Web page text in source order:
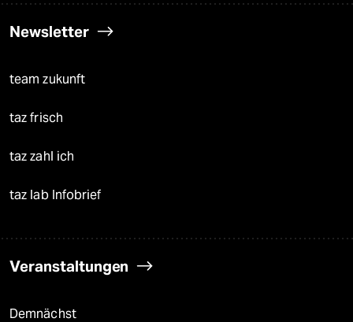
Newsletter
team zukunft
taz frisch
taz zahl ich
taz lab Infobrief
Veranstaltungen
Demnächst